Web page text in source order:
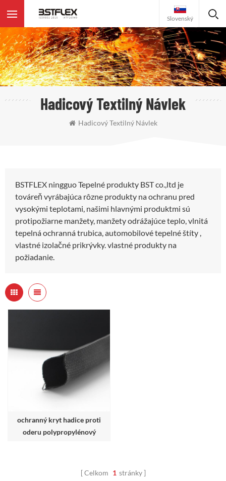
Slovenský
Hadicový Textilný Návlek
Hadicový Textilný Návlek
BSTFLEX ningguo Tepelné produkty BST co.,ltd je
továreň vyrábajúca rôzne produkty na ochranu pred
vysokými teplotami, našimi hlavnými produktmi sú
protipožiarne manžety, manžety odrážajúce teplo, vlnitá
tepelná ochranná trubica, automobilové tepelné štíty ,
vlastné izolačné prikrývky. vlastné produkty na
požiadanie.
ochranný kryt hadice proti
oderu polypropylénový
Celkom 1 stránky